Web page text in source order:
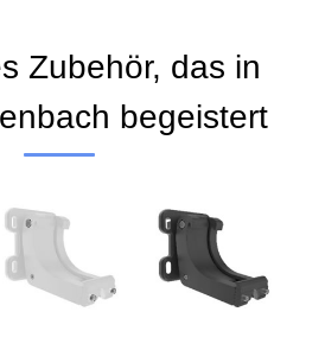
Zubehör, das in
begeistert